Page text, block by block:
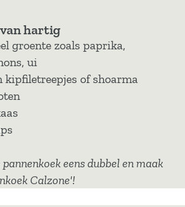
hartig
groente zoals paprika,
ui
kipfiletreepjes of shoarma
pannenkoek eens dubbel en maak
Calzone'!